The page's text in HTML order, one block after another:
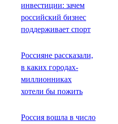
инвестиции: зачем
российский бизнес
поддерживает спорт
Россияне рассказали,
в каких городах-
миллионниках
хотели бы пожить
Россия вошла в число